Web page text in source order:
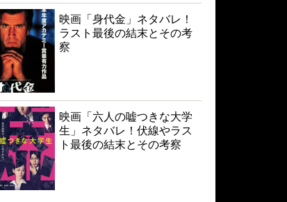
映画「身代金」ネタバレ！
ラスト最後の結末とその考
察
映画「六人の嘘つきな大学
生」ネタバレ！伏線やラス
ト最後の結末とその考察